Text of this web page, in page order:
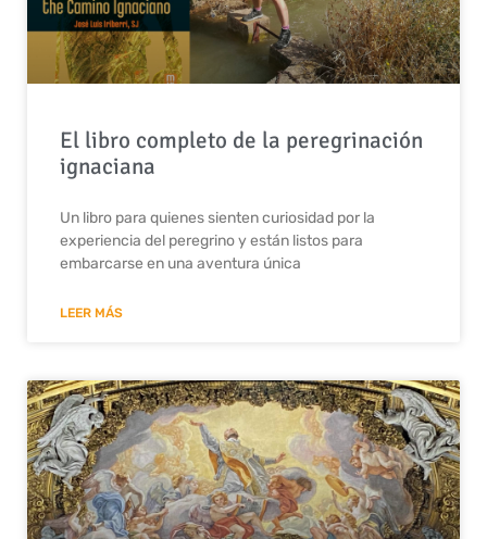
El libro completo de la peregrinación
ignaciana
Un libro para quienes sienten curiosidad por la
experiencia del peregrino y están listos para
embarcarse en una aventura única
LEER MÁS